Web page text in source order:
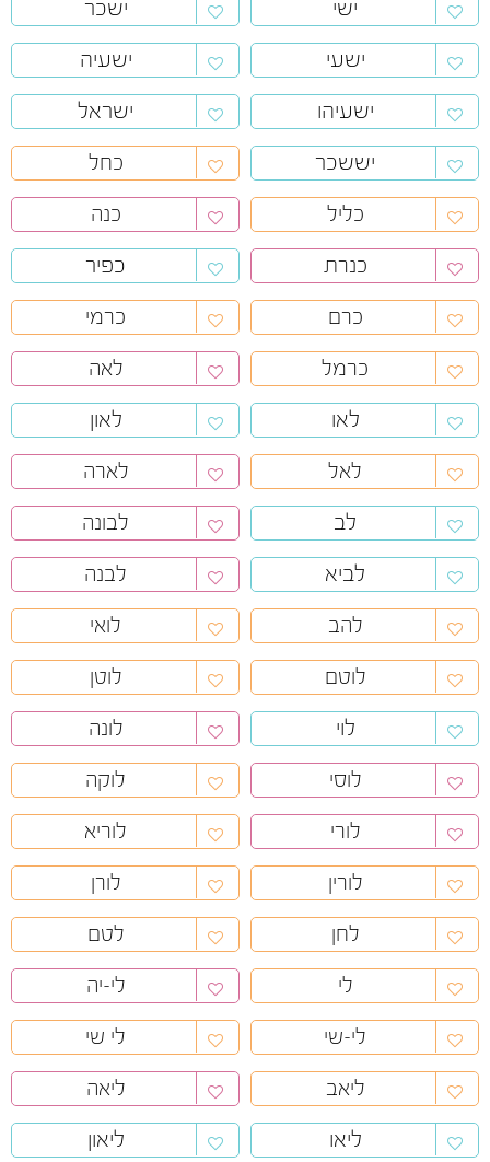
ישי ישכר
ישעי ישעיה
ישעיהו ישראל
יששכר כחל
כליל כנה
כנרת כפיר
כרם כרמי
כרמל לאה
לאו לאון
לאל לארה
לב לבונה
לביא לבנה
להב לואי
לוטם לוטן
לוי לונה
לוסי לוקה
לורי לוריא
לורין לורן
לחן לטם
לי לי-יה
לי-שי לי שי
ליאב ליאה
ליאו ליאון